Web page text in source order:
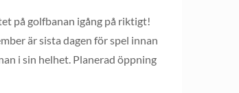
på golfbanan igång på riktigt!
är sista dagen för spel innan
i sin helhet. Planerad öppning